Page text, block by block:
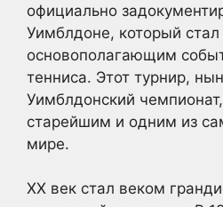
официально
Уимблдоне, который стал
основополагающим
тенниса. Этот турнир,
Уимблдонский
старейшим и одним из
мире.
XX век стал веком